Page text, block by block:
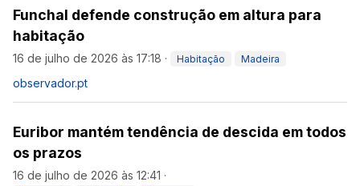
Funchal defende construção em altura para
habitação
16 de julho de 2026 às 17:18 · Habitação Madeira
observador.pt
Euribor mantém tendência de descida em todos
os prazos
16 de julho de 2026 às 12:41 ·